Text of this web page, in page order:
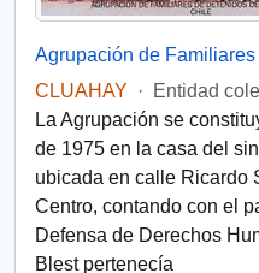
CLUAHAY
· Entidad
La Agrupación se
de 1975 en la casa del
ubicada en calle Ricardo
Centro, contando con el
Defensa de Derechos
Blest pertenecía